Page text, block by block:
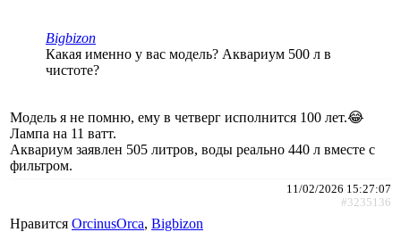
Bigbizon
Какая именно у вас модель? Аквариум 500 л в
чистоте?
Модель я не помню, ему в четверг исполнится 100 лет.😂
Лампа на 11 ватт.
Аквариум заявлен 505 литров, воды реально 440 л вместе с
фильтром.
11/02/2026 15:27:07
#3235136
Нравится ОrcinusОrca, Bigbizon